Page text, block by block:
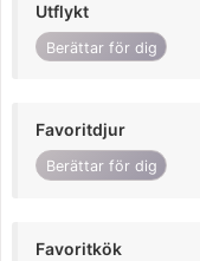
Utflykt
Berättar för dig
Favoritdjur
Berättar för dig
Favoritkök